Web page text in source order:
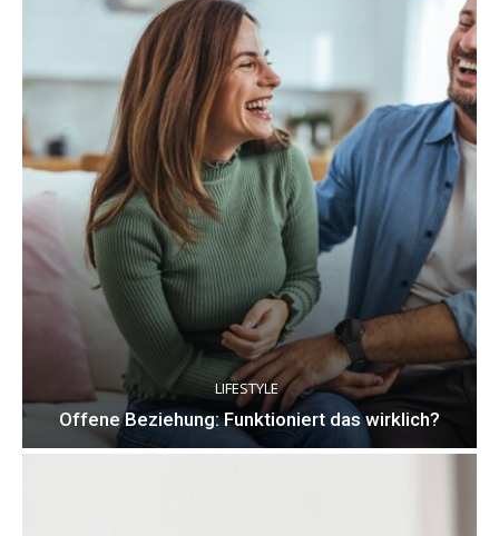
LIFESTYLE
Offene Beziehung: Funktioniert das wirklich?